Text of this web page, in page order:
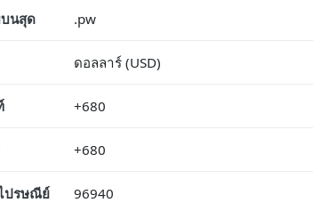
นสุด .pw
ดอลลาร์ (USD)
+680
+680
ปรษณีย์ 96940